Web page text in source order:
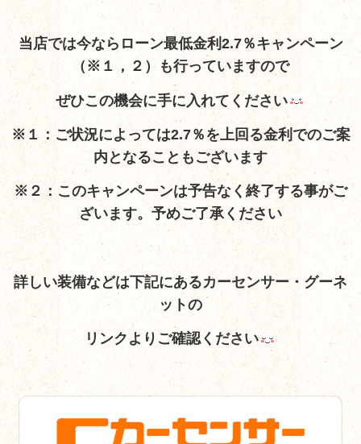
当店では今ならローン最低金利2.7％キャンペーン
（※１，２）も行っていますので
ぜひこの機会に手に入れてください
※１：ご状況によっては2.7％を上回る金利でのご案
内となることもございます
※２：このキャンペーンは予告なく終了する事がご
ざいます。予めご了承ください
詳しい装備などは下記にあるカーセンサー・グーネ
ットの
リンクよりご確認ください